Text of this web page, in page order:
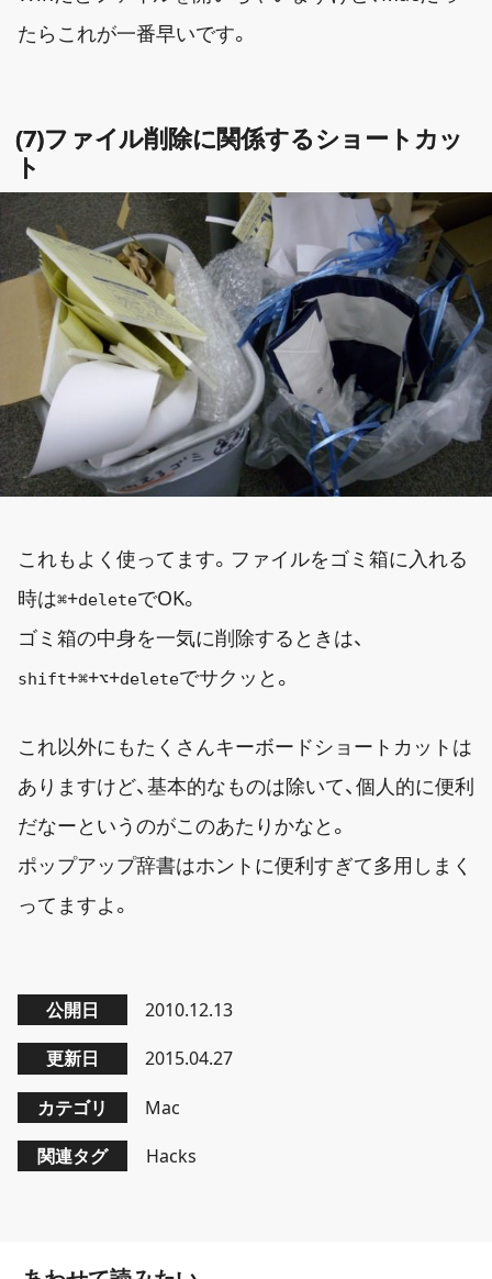
たらこれが一番早いです。
(7)ファイル削除に関係するショートカッ
ト
これもよく使ってます。ファイルをゴミ箱に入れる
時は⌘+deleteでOK。
ゴミ箱の中身を一気に削除するときは、
shift+⌘+⌥+deleteでサクッと。
これ以外にもたくさんキーボードショートカットは
ありますけど、基本的なものは除いて、個人的に便利
だなーというのがこのあたりかなと。
ポップアップ辞書はホントに便利すぎて多用しまく
ってますよ。
公開日 2010.12.13
更新日 2015.04.27
カテゴリ Mac
関連タグ Hacks